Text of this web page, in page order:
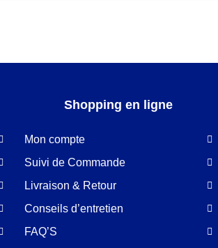
Shopping en ligne
Mon compte
Suivi de Commande
Livraison & Retour
Conseils d’entretien
FAQ’S